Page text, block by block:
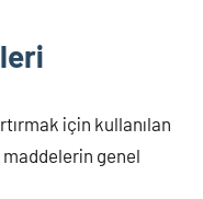
için kullanılan
genel